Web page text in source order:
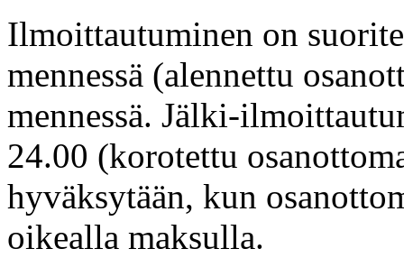
Ilmoittautuminen on
mennessä (alennettu
mennessä. Jälki-
24.00 (korotettu
hyväksytään, kun
oikealla maksulla.